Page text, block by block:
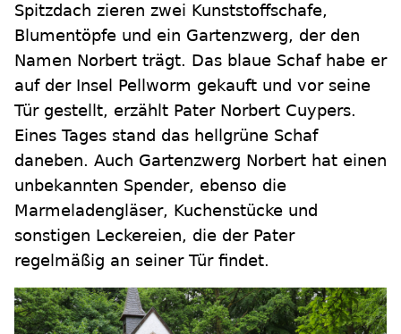
Spitzdach zieren zwei Kunststoffschafe,
Blumentöpfe und ein Gartenzwerg, der den
Namen Norbert trägt. Das blaue Schaf habe er
auf der Insel Pellworm gekauft und vor seine
Tür gestellt, erzählt Pater Norbert Cuypers.
Eines Tages stand das hellgrüne Schaf
daneben. Auch Gartenzwerg Norbert hat einen
unbekannten Spender, ebenso die
Marmeladengläser, Kuchenstücke und
sonstigen Leckereien, die der Pater
regelmäßig an seiner Tür findet.